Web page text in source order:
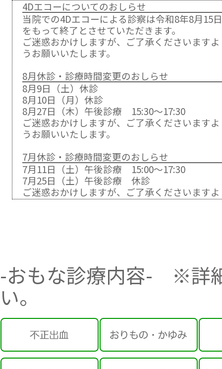
4Dエコーについてのおしらせ
当院での4Dエコーによる診察は令和8年8月15日
をもって終了とさせていただきます。
ご迷惑おかけしますが、ご了承くださいますよ
うお願いいたします。
8月休診・診療時間変更のおしらせ
8月9日（土）休診
8月10日（月）休診
8月27日（木）午後診療 15:30～17:30
ご迷惑おかけしますが、ご了承くださいますよ
うお願いいたします。
7月休診・診療時間変更のおしらせ
7月11日（土）午後診療 15:00～17:30
7月25日（土）午後診療 休診
ご迷惑おかけしますが、ご了承くださいますよ
うお願いいたします。
ご迷惑おかけしますが、ご了承くださいますよ
うお願いいたします。
ミニピル「アザリア」について
ミニピル「アザリア」について、供給が不安定
なため、取り扱いを停止させていただいており
ます。現在はミニピル「スリンダ」の処方とな
ります。
-おもな診療内容- ※詳
い。